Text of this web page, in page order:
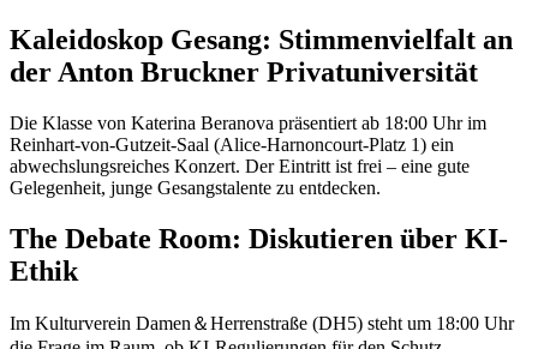
Kaleidoskop Gesang: Stimmenvielfalt an
der Anton Bruckner Privatuniversität
Die Klasse von Katerina Beranova präsentiert ab 18:00 Uhr im
Reinhart-von-Gutzeit-Saal (Alice-Harnoncourt-Platz 1) ein
abwechslungsreiches Konzert. Der Eintritt ist frei – eine gute
Gelegenheit, junge Gesangstalente zu entdecken.
The Debate Room: Diskutieren über KI-
Ethik
Im Kulturverein Damen＆Herrenstraße (DH5) steht um 18:00 Uhr